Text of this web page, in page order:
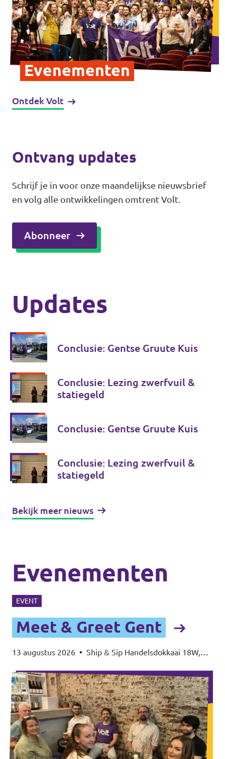
Evenementen
Ontdek Volt
Ontvang updates
Schrijf je in voor onze maandelijkse nieuwsbrief
en volg alle ontwikkelingen omtrent Volt.
Abonneer
Updates
Conclusie: Gentse Gruute Kuis
Conclusie: Lezing zwerfvuil &
statiegeld
Conclusie: Gentse Gruute Kuis
Conclusie: Lezing zwerfvuil &
statiegeld
Bekijk meer nieuws
Evenementen
EVENT
Meet & Greet Gent
13 augustus 2026 • Ship & Sip Handelsdokkaai 18W,